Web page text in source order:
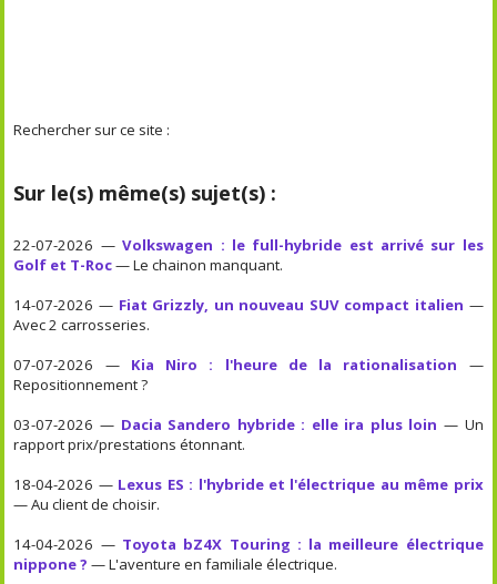
Rechercher sur ce site :
Sur le(s) même(s) sujet(s) :
22-07-2026 —Volkswagen : le full-hybride est arrivé sur les
Golf et T-Roc— Le chainon manquant.
14-07-2026 — Fiat Grizzly, un nouveau SUV compact italien —
Avec 2 carrosseries.
07-07-2026 — Kia Niro : l'heure de la rationalisation —
Repositionnement ?
03-07-2026 — Dacia Sandero hybride : elle ira plus loin — Un
rapport prix/prestations étonnant.
18-04-2026 — Lexus ES : l'hybride et l'électrique au même prix
— Au client de choisir.
14-04-2026 — Toyota bZ4X Touring : la meilleure électrique
nippone ? — L'aventure en familiale électrique.